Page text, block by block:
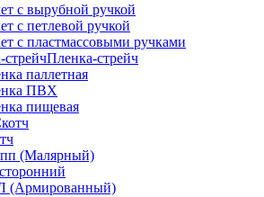
с вырубной ручкой
с петлевой ручкой
с пластмассовыми ручками
Пленка-стрейч
паллетная
ПВХ
пищевая
(Малярный)
(Армированный)